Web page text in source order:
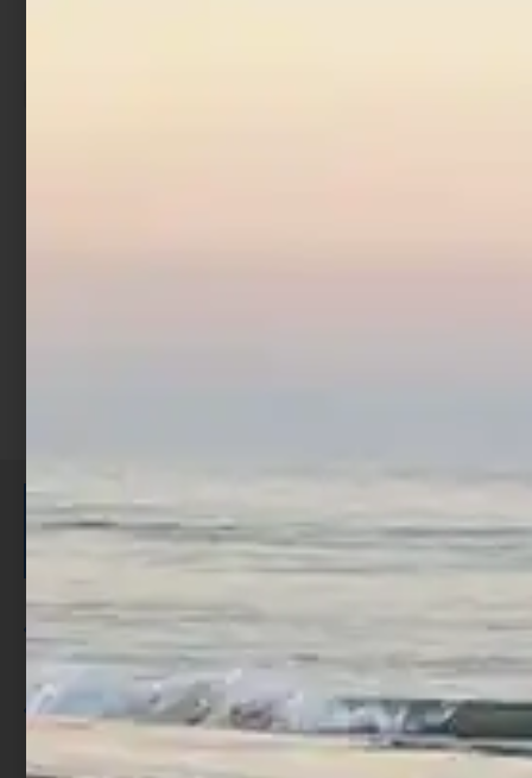
ISCRIVITI E RICEVI 3,50€ DI
SCONTO >
Per ogni acquisto accumuli ulteriori
punti;
Utilizza i punti per ricevere uno